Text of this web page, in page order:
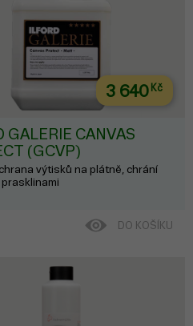
3 640Kč
GALERIE CANVAS
(GCVP)
výtisků na plátně, chrání
prasklinami
DO KOŠÍKU